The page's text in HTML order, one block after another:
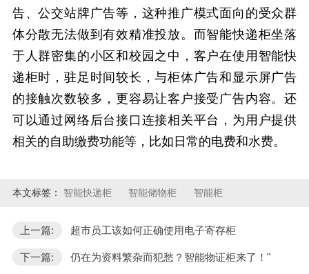
告、公交站牌广告等，这种推广模式面向的受众群
体分散无法做到有效精准投放。而智能快递柜坐落
于人群密集的小区和校园之中，客户在使用智能快
递柜时，驻足时间较长，与柜体广告和显示屏广告
的接触次数较多，更容易让客户接受广告内容。还
可以通过网络后台接口连接相关平台，为用户提供
相关的自助缴费功能等，比如日常的电费和水费。
本文标签： 智能快递柜 智能储物柜 智能柜
上一篇: 超市员工该如何正确使用电子寄存柜
下一篇: 仍在为资料繁杂而犯愁？智能物证柜来了！"